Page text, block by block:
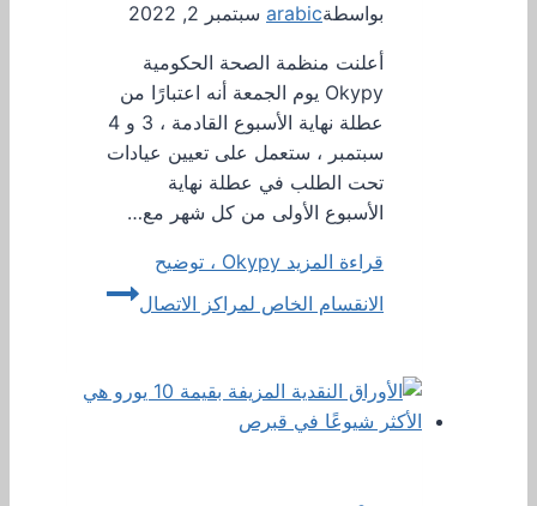
بواسطةarabic سبتمبر 2, 2022
أعلنت منظمة الصحة الحكومية
Okypy يوم الجمعة أنه اعتبارًا من
عطلة نهاية الأسبوع القادمة ، 3 و 4
سبتمبر ، ستعمل على تعيين عيادات
تحت الطلب في عطلة نهاية
الأسبوع الأولى من كل شهر مع…
قراءة المزيد
Okypy ، توضيح
الانقسام الخاص لمراكز الاتصال